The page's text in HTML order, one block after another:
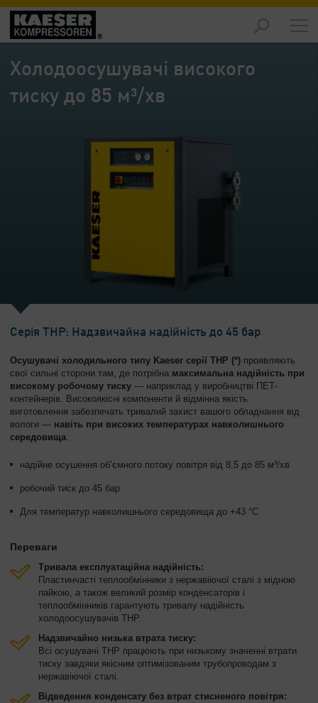
Продукція
-
Огляд
Рішення
Холодоосушувачі високого
тиску до 85 м³/хв
Серія THP: Надзвичайна надійність до 45 бар
Осушувачі холодильного типу Kaeser серії THP (*) проявляють
свої сильні сторони там, де потрібна максимальна надійність при
високому робочому тиску — наприклад у виробництві ПЕТ-
контейнерів. Високоякісні компоненти й відмінна якість
виготовлення забезпечать тривалий захист вашого обладнання від
вологи — навіть при високих температурах навколишнього
середовища.
надійне осушення об’ємного потоку повітря від 8,5 до 85 м³/хв
робочий тиск до 45 бар
Для температур навколишнього середовища до +43 °C
Переваги
Тривала експлуатаційна надійність:
Пластинчасті теплообмінники з нержавіючої сталі з мідною
пайкою, а також великий розмір конденсаторів і
теплообмінників гарантують тривалу надійність
холодоосушувачів THP.
Надзвичайно низька втрата тиску:
Всі осушувачі THP працюють при низькому значенні втрати
тиску завдяки якісним оптимізованим трубопроводам з
нержавіючої сталі.
Відведення конденсату без втрат стисненого повітря: